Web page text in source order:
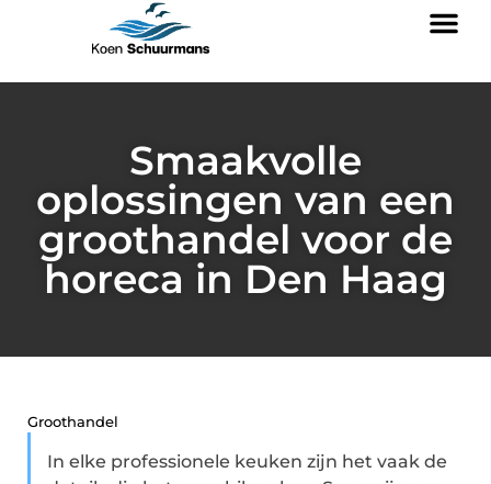
Smaakvolle
oplossingen van een
groothandel voor de
horeca in Den Haag
Groothandel
In elke professionele keuken zijn het vaak de